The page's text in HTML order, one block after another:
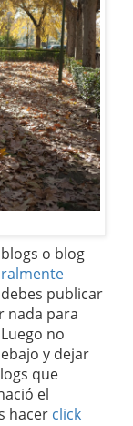
o blog
publicar
nada para
no
y dejar
que
el
hacer click